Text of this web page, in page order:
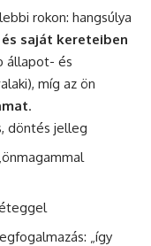
rokon: hangsúlya
saját kereteiben
állapot- és
míg az ön
.
döntés jelleg
„így